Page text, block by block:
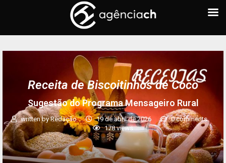
Receita de Biscoitinhos de Coco
Sugestão do Programa Mensageiro Rural
written byRedação 19 de abril de 2026
0 comments
178views